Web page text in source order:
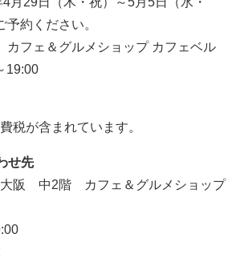
約ください。
カフェ＆グルメショップ カフェベル
19:00
税が含まれています。
せ先
大阪 中2階 カフェ＆グルメショップ